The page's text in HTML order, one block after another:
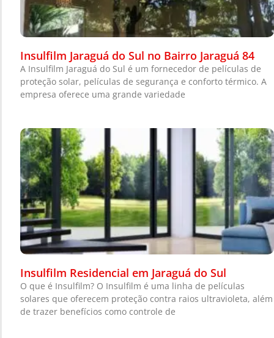
Insulfilm Jaraguá do Sul no Bairro Jaraguá 84
A Insulfilm Jaraguá do Sul é um fornecedor de películas de
proteção solar, películas de segurança e conforto térmico. A
empresa oferece uma grande variedade
Insulfilm Residencial em Jaraguá do Sul
O que é Insulfilm? O Insulfilm é uma linha de películas
solares que oferecem proteção contra raios ultravioleta, além
de trazer benefícios como controle de